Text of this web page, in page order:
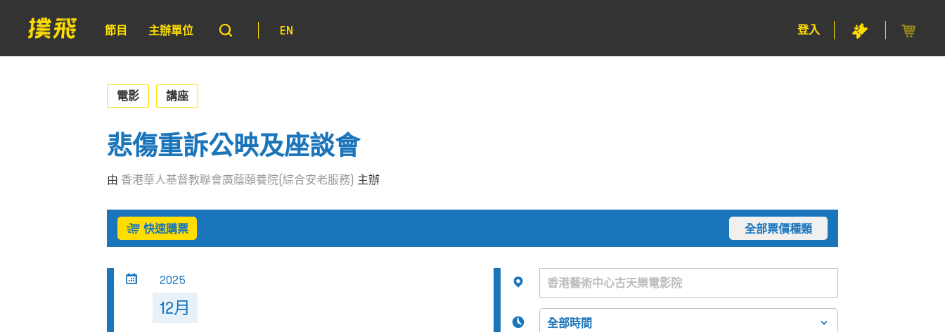
節目 主辦單位 EN 登入
電影 講座
悲傷重訴公映及座談會
由 香港華人基督教聯會廣蔭頤養院(綜合安老服務) 主辦
快速購票 全部票價種類
2025
12月